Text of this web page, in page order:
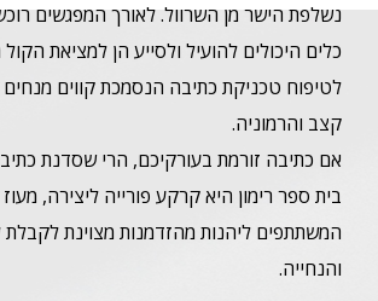
נשלפת הישר מן השרוול. לאורך המפגשים
כלים היכולים להועיל ולסייע הן למציאת הקול
לטיפוח טכניקת כתיבה הנסמכת קווים מנחים
קצב והרמוניה.
אם כתיבה זורמת בעורקיכם, הרי שסדנת
בית ספר רימון היא קרקע פורייה ליצירה, מעוז
המשתתפים ליהנות מהזדמנות מצוינת לקבלת
והנחייה.